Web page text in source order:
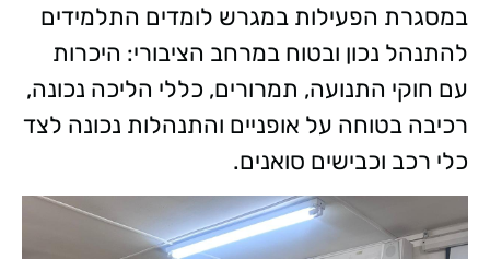
במסגרת הפעילות במגרש לומדים התלמידים
להתנהל נכון ובטוח במרחב הציבורי: היכרות
עם חוקי התנועה, תמרורים, כללי הליכה נכונה,
רכיבה בטוחה על אופניים והתנהלות נכונה לצד
כלי רכב וכבישים סואנים.